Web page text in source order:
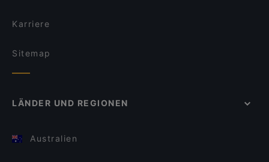
Karriere
Sitemap
LÄNDER UND REGIONEN
Australien